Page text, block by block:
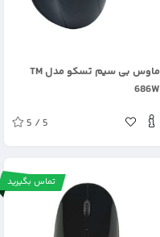
ماوس بی سیم تسکو مدل TM
686W
5 / 5
تماس بگیرید